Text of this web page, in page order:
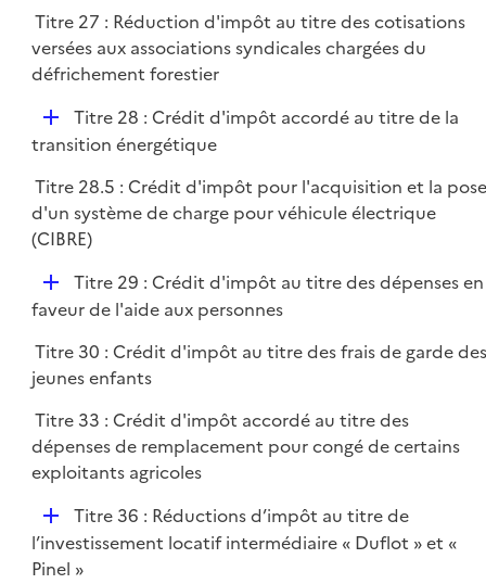
l
i
e
Titre 27 : Réduction d'impôt au titre des cotisations
versées aux associations syndicales chargées du
défrichement forestier
D
é
l
i
e
Titre 28 : Crédit d'impôt accordé au titre de la
transition énergétique
Titre 28.5 : Crédit d'impôt pour l'acquisition et la
d'un système de charge pour véhicule électrique
(CIBRE)
D
é
l
i
e
r
Titre 29 : Crédit d'impôt au titre des dépenses en
faveur de l'aide aux personnes
Titre 30 : Crédit d'impôt au titre des frais de garde
jeunes enfants
Titre 33 : Crédit d'impôt accordé au titre des
dépenses de remplacement pour congé de certains
exploitants agricoles
D
é
p
Titre 36 : Réductions d’impôt au titre de
l’investissement locatif intermédiaire « Duflot » et «
Pinel »